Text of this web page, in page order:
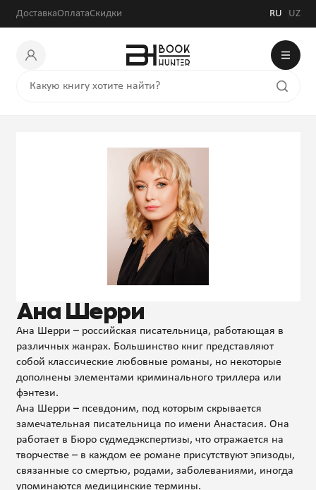
ДоставкаОплатаСкидки RU UZ
Ана Шерри
Ана Шерри – российская писательница, работающая в
различных жанрах. Большинство книг представляют
собой классические любовные романы, но некоторые
дополнены элементами криминального триллера или
фэнтези.
Ана Шерри – псевдоним, под которым скрывается
замечательная писательница по имени Анастасия. Она
работает в Бюро судмедэкспертизы, что отражается на
творчестве – в каждом ее романе присутствуют эпизоды,
связанные со смертью, родами, заболеваниями, иногда
упоминаются медицинские термины.